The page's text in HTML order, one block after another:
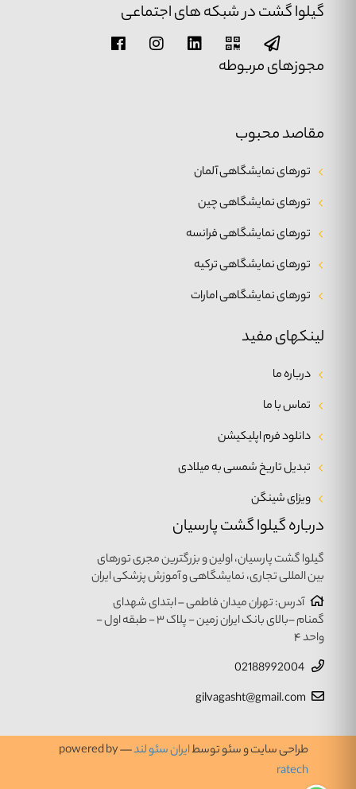
درباره گیلوا گشت پارسیان
گیلوا گشت پارسیان، اولین و بزرگترین مجری تورهای
بین المللی تجاری، نمایشگاهی و آموزش پزشکی ایران
آدرس: تهران میدان فاطمی – ابتدای شهدای
گمنام –بالای بانک ایران زمین - پلاک ۳ - طبقه اول -
واحد ۴
gilvagasht@gmail.com
لینکهای مفید
درباره ما
تماس با ما
دانلود فرم اپلیکیشن
تبدیل تاریخ شمسی به میلادی
ویزای شینگن
مقاصد محبوب
تورهای نمایشگاهی آلمان
تورهای نمایشگاهی چین
تورهای نمایشگاهی فرانسه
تورهای نمایشگاهی ترکیه
تورهای نمایشگاهی امارات
گیلوا گشت در شبکه های اجتماعی
مجوزهای مربوطه
طراحی سایت و سئو توسطایران سئو لند— powered by
ratech